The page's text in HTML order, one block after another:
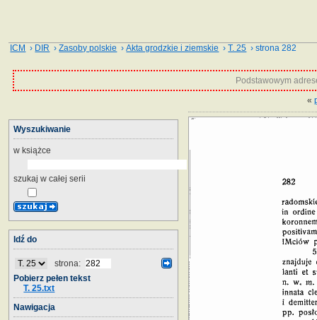
ICM › DIR ›Zasoby polskie ›Akta grodzkie i ziemskie ›T. 25 › strona 282
Podstawowym
«
Wyszukiwanie
w książce
szukaj w całej serii
Idź do
strona:
Pobierz pełen tekst
T. 25.txt
Nawigacja